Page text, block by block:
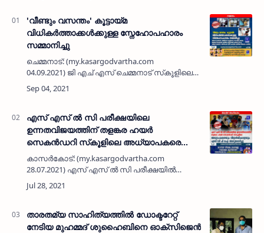
'വീണ്ടും വസന്തം' കൂട്ടായ്‌മ
വിധികർത്താക്കൾക്കുള്ള സ്നേഹോപഹാരം
സമ്മാനിച്ചു
ചെമ്മനാട്: (my.kasargodvartha.com
04.09.2021) ജി എച് എസ് ചെമ്മനാട് സ്‌കൂളിലെ
1984-85 എസ് എസ് എൽ സി ബാചിന്റെ
കൂട്ടായ്‌മയായ വീണ്ടും വസന്തം സംഘടിപ്പിച്ച
എസ് എസ് ല്‍ സി പരീക്ഷയിലെ
ഉന്നതവിജയത്തിന് തളങ്കര ഹയര്‍
സെകന്‍ഡറി സ്‌കൂളിലെ അധ്യാപകരെയും
വിദ്യാര്‍ഥികളെയും എസ് ഡി പി ഐ
അനുമോദിച്ചു
കാസര്‍കോട്: (my.kasargodvartha.com
28.07.2021) എസ് എസ് ല്‍ സി പരീക്ഷയില്‍
ഉന്നതവിജയം നേടിയ തളങ്കര ഗവ. മുസ്ലിം ഹയര്‍
സെകന്‍ഡറി സ്‌കൂളിലെ അധ്യാപകരെയും
താരതമ്യ സാഹിത്യത്തിൽ ഡോക്ടറേറ്റ്
നേടിയ മുഹമ്മദ് ശുഹൈബിനെ ഓക്സിജെൻ